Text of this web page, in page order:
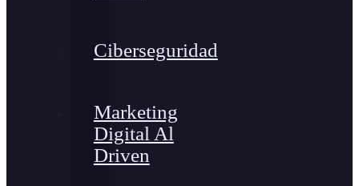
Ciberseguridad
Marketing
Digital Al
Driven